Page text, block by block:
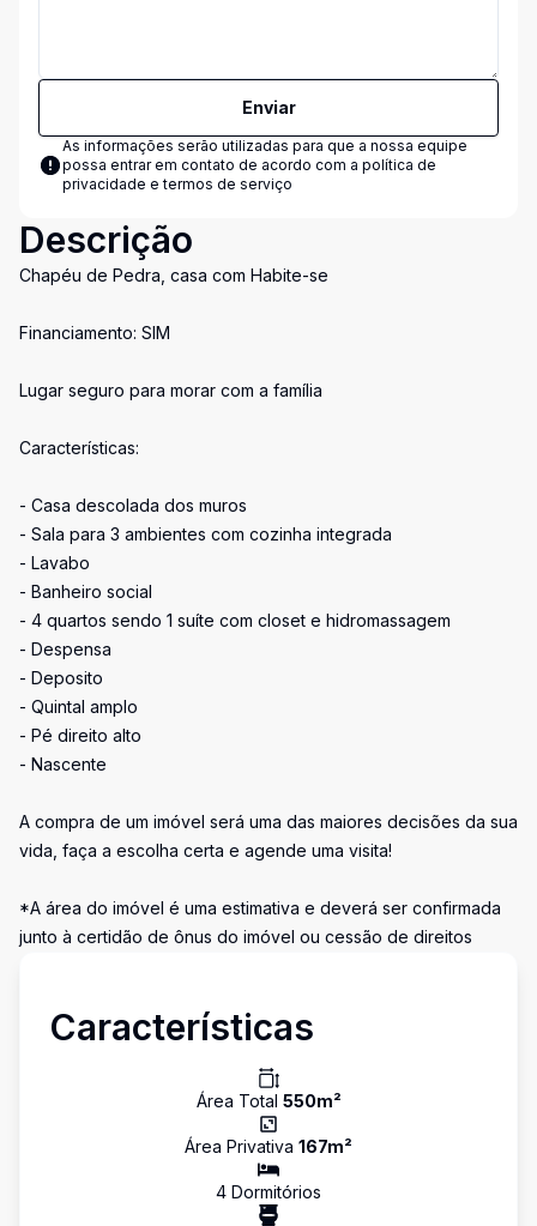
Enviar
As informações serão utilizadas para que a nossa equipe
possa entrar em contato de acordo com a política de
privacidade e termos de serviço
Descrição
Chapéu de Pedra, casa com Habite-se
Financiamento: SIM
Lugar seguro para morar com a família
Características:
- Casa descolada dos muros
- Sala para 3 ambientes com cozinha integrada
- Lavabo
- Banheiro social
- 4 quartos sendo 1 suíte com closet e hidromassagem
- Despensa
- Deposito
- Quintal amplo
- Pé direito alto
- Nascente
A compra de um imóvel será uma das maiores decisões da sua
vida, faça a escolha certa e agende uma visita!
*A área do imóvel é uma estimativa e deverá ser confirmada
junto à certidão de ônus do imóvel ou cessão de direitos
Características
Área Total 550m²
Área Privativa 167m²
4 Dormitórios